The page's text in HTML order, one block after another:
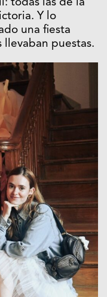
todas las de la
. Y lo
una fiesta
llevaban puestas.